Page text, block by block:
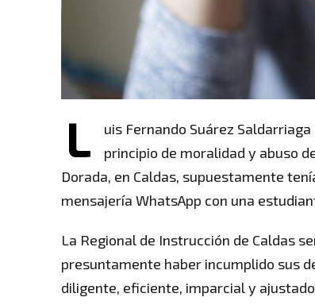
L
uis Fernando Suárez
principio de moralidad y abuso
Dorada, en Caldas, supuestamente
mensajería WhatsApp con una
La Regional de Instrucción de Caldas
presuntamente haber incumplido sus
diligente, eficiente, imparcial y